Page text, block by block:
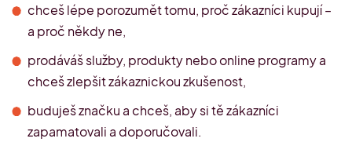
chceš lépe porozumět tomu, proč zákazníci kupují –
a proč někdy ne,
prodáváš služby, produkty nebo online programy a
chceš zlepšit zákaznickou zkušenost,
buduješ značku a chceš, aby si tě zákazníci
zapamatovali a doporučovali.